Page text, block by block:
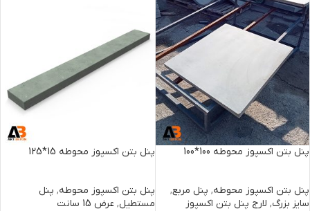
پنل بتن اکسپوز محوطه 100*100
پنل بتن اکسپوز محوطه, پنل مربع,
سایز بزرگ, لارج پنل بتن اکسپوز
پنل بتن اکسپوز محوطه 15*125
پنل بتن اکسپوز محوطه, پنل
مستطیل, عرض 15 سانت